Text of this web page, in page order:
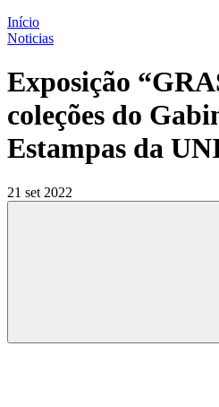
Início
Noticias
Exposição
coleções do
Estampas da
21 set 2022
Compartilhar